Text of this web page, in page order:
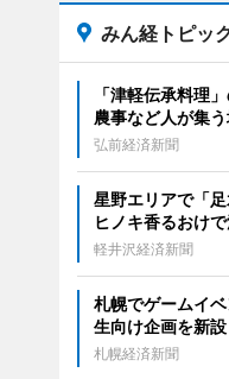
みん経トピッ
「津軽伝承料理
農事など人が集
弘前経済新聞
星野エリアで「
ヒノキ香るおけ
軽井沢経済新聞
札幌でゲームイ
生向け企画を新設
札幌経済新聞